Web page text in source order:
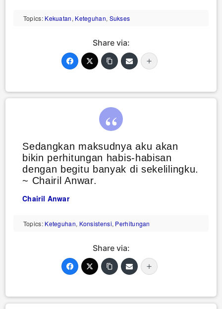
Topics: Kekuatan, Keteguhan, Sukses
Share via:
Sedangkan maksudnya aku akan
bikin perhitungan habis-habisan
dengan begitu banyak di sekelilingku.
~ Chairil Anwar.
Chairil Anwar
Topics: Keteguhan, Konsistensi, Perhitungan
Share via: